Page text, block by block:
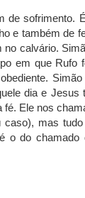
sofrimento.
e também de
calvário.
em que Rufo
dia e
Ele nos
mas
o do